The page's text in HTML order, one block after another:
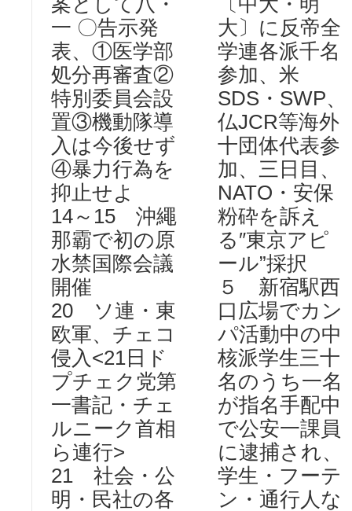
一 〇告示発
表、①医学部
処分再審査②
特別委員会設
置③機動隊導
入は今後せず
④暴力行為を
抑止せよ
14～15 沖繩
那霸で初の原
水禁国際会議
開催
20 ソ連・東
欧軍、チェコ
侵入<21日ド
プチェク党第
一書記・チェ
ルニーク首相
ら連行>
21 社会・公
明・民社の各
大〕に反帝全
学連各派千名
参加、米
SDS・SWP、
仏JCR等海外
十団体代表参
加、三日目、
NATO・安保
粉砕を訴え
る″東京アピ
ール”採択
５ 新宿駅西
口広場でカン
パ活動中の中
核派学生三十
名のうち一名
が指名手配中
で公安一課員
に逮捕され、
学生・フーテ
ン・通行人な